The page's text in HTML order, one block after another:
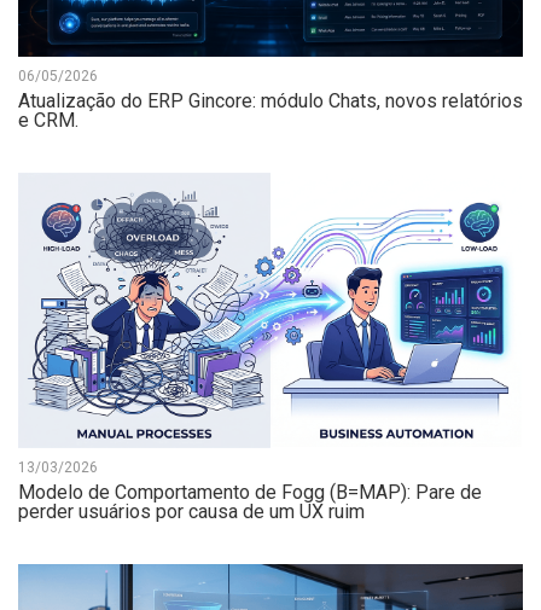
06/05/2026
Atualização do ERP Gincore: módulo Chats, novos relatórios
e CRM.
13/03/2026
Modelo de Comportamento de Fogg (B=MAP): Pare de
perder usuários por causa de um UX ruim